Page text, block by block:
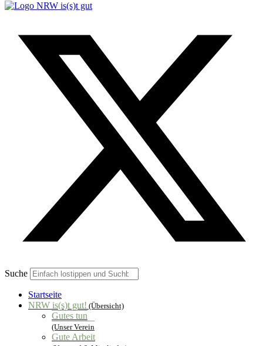
Suche
Startseite
NRW is(s)t gut! (Übersicht)
Gutes tun
(Unser Verein
Gute Arbeit